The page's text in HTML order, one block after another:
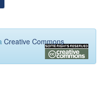
Creative Commons